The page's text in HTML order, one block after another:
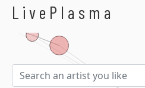
LivePlasma
$avant = microtime(true);